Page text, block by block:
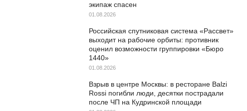
экипаж спасен
01.08.2026
Российская спутниковая система «Рассвет»
выходит на рабочие орбиты: противник
оценил возможности группировки «Бюро
1440»
01.08.2026
Взрыв в центре Москвы: в ресторане Balzi
Rossi погибли люди, десятки пострадали
после ЧП на Кудринской площади